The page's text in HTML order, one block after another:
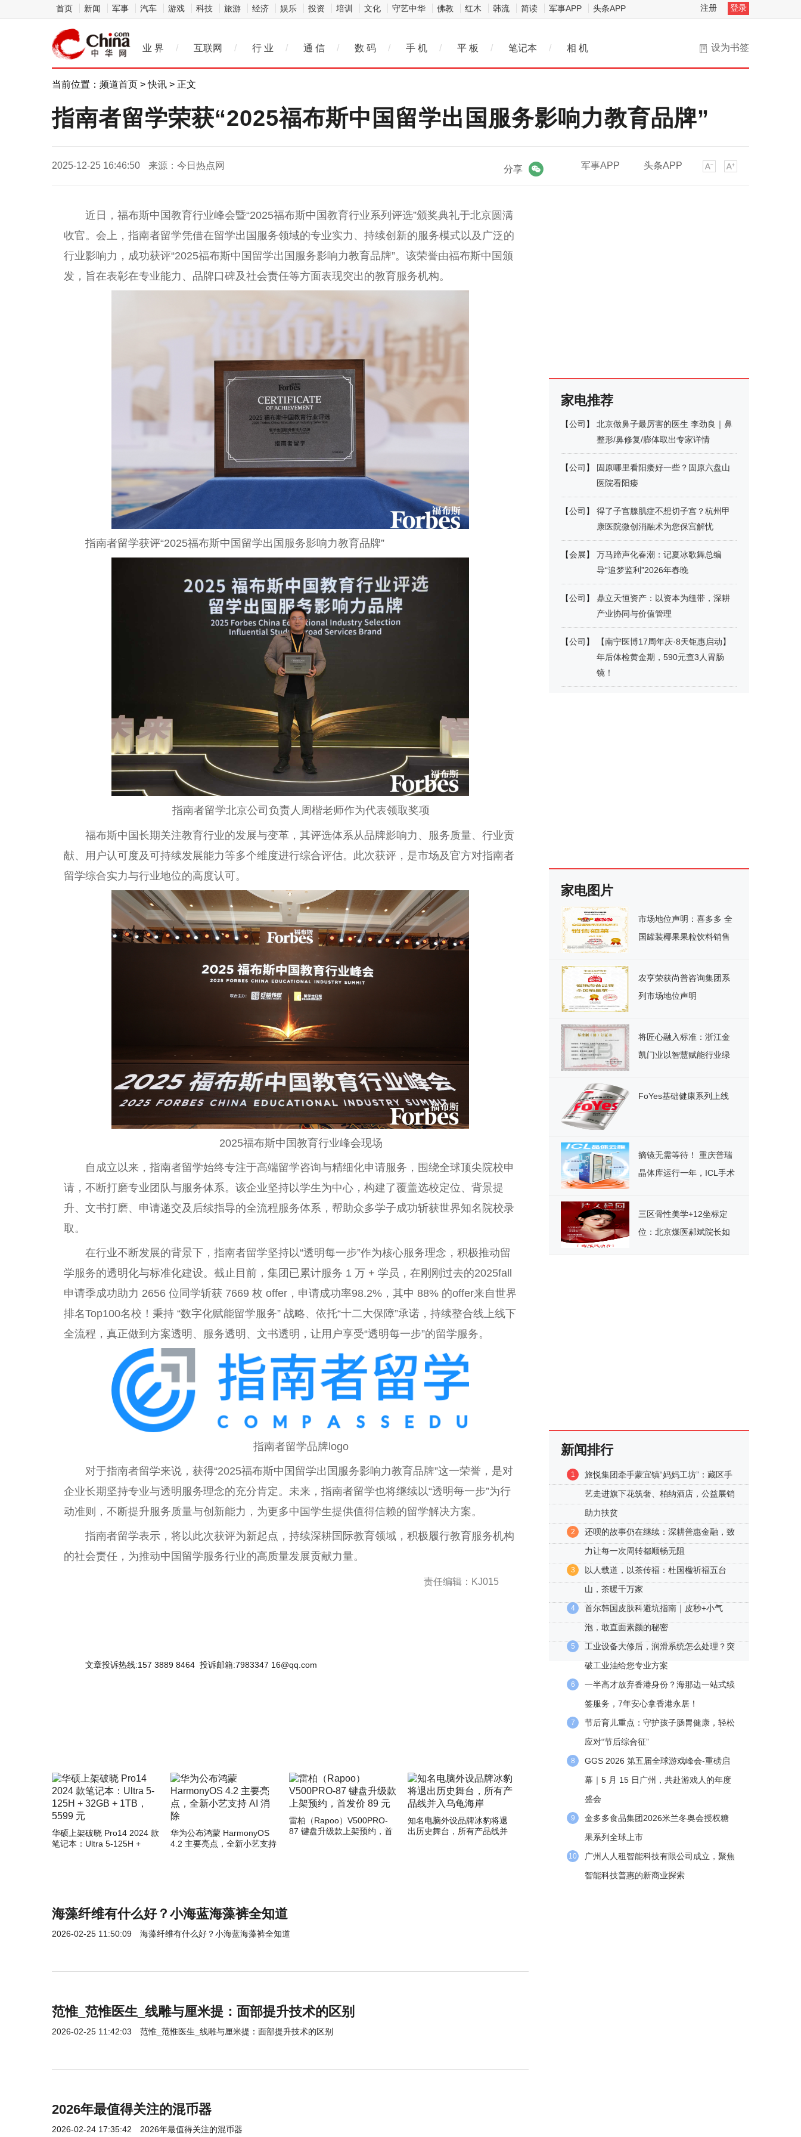
首页 新闻 军事 汽车 游戏 科技 旅游 经济 娱乐 投资 培训 文化 守艺中华 佛教 红木 韩流 简读 军事APP 头条APP 注册 登录
设为书签
业 界 / 互联网 / 行 业 / 通 信 / 数 码 / 手 机 / 平 板 / 笔记本 / 相 机
当前位置： 频道首页 >快讯 > 正文
指南者留学荣获“2025福布斯中国留学出国服务影响力教育品牌”
2025-12-25 16:46:50 来源：今日热点网 军事APP 头条APP
分享
近日，福布斯中国教育行业峰会暨“2025福布斯中国教育行业系列评选”颁奖典礼于北京圆满
收官。会上，指南者留学凭借在留学出国服务领域的专业实力、持续创新的服务模式以及广泛的
行业影响力，成功获评“2025福布斯中国留学出国服务影响力教育品牌”。该荣誉由福布斯中国颁
发，旨在表彰在专业能力、品牌口碑及社会责任等方面表现突出的教育服务机构。
指南者留学获评“2025福布斯中国留学出国服务影响力教育品牌”
指南者留学北京公司负责人周楷老师作为代表领取奖项
福布斯中国长期关注教育行业的发展与变革，其评选体系从品牌影响力、服务质量、行业贡
献、用户认可度及可持续发展能力等多个维度进行综合评估。此次获评，是市场及官方对指南者
留学综合实力与行业地位的高度认可。
2025福布斯中国教育行业峰会现场
自成立以来，指南者留学始终专注于高端留学咨询与精细化申请服务，围绕全球顶尖院校申
请，不断打磨专业团队与服务体系。该企业坚持以学生为中心，构建了覆盖选校定位、背景提
升、文书打磨、申请递交及后续指导的全流程服务体系，帮助众多学子成功斩获世界知名院校录
取。
在行业不断发展的背景下，指南者留学坚持以“透明每一步”作为核心服务理念，积极推动留
学服务的透明化与标准化建设。截止目前，集团已累计服务 1 万 + 学员，在刚刚过去的2025fall
申请季成功助力 2656 位同学斩获 7669 枚 offer，申请成功率98.2%，其中 88% 的offer来自世界
排名Top100名校！秉持 “数字化赋能留学服务” 战略、依托“十二大保障”承诺，持续整合线上线下
全流程，真正做到方案透明、服务透明、文书透明，让用户享受“透明每一步”的留学服务。
指南者留学品牌logo
对于指南者留学来说，获得“2025福布斯中国留学出国服务影响力教育品牌”这一荣誉，是对
企业长期坚持专业与透明服务理念的充分肯定。未来，指南者留学也将继续以“透明每一步”为行
动准则，不断提升服务质量与创新能力，为更多中国学生提供值得信赖的留学解决方案。
指南者留学表示，将以此次获评为新起点，持续深耕国际教育领域，积极履行教育服务机构
的社会责任，为推动中国留学服务行业的高质量发展贡献力量。
责任编辑：KJ015
文章投诉热线:157 3889 8464 投诉邮箱:7983347 16@qq.com
华硕上架破晓 Pro14 2024 款
笔记本：Ultra 5-125H +
华为公布鸿蒙 HarmonyOS
4.2 主要亮点，全新小艺支持
雷柏（Rapoo）V500PRO-
87 键盘升级款上架预约，首
知名电脑外设品牌冰豹将退
出历史舞台，所有产品线并
海藻纤维有什么好？小海蓝海藻裤全知道
2026-02-25 11:50:09 海藻纤维有什么好？小海蓝海藻裤全知道
范惟_范惟医生_线雕与厘米提：面部提升技术的区别
2026-02-25 11:42:03 范惟_范惟医生_线雕与厘米提：面部提升技术的区别
2026年最值得关注的混币器
2026-02-24 17:35:42 2026年最值得关注的混币器
家电推荐
【公司 】
北京做鼻子最厉害的医生 李劲良｜鼻
整形/鼻修复/膨体取出专家详情
【公司 】
固原哪里看阳痿好一些？固原六盘山
医院看阳痿
【公司 】
得了子宫腺肌症不想切子宫？杭州甲
康医院微创消融术为您保宫解忧
【会展】
万马蹄声化春潮：记夏冰歌舞总编
导“追梦监利”2026年春晚
【公司 】
鼎立天恒资产：以资本为纽带，深耕
产业协同与价值管理
【公司 】
【南宁医博17周年庆·8天钜惠启动】
年后体检黄金期，590元查3人胃肠
镜！
家电图片
市场地位声明：喜多多 全
国罐装椰果果粒饮料销售
农亨荣获尚普咨询集团系
列市场地位声明
将匠心融入标准：浙江金
凯门业以智慧赋能行业绿
FoYes基础健康系列上线
摘镜无需等待！ 重庆普瑞
晶体库运行一年，ICL手术
三区骨性美学+12坐标定
位：北京煤医郝斌院长如
新闻排行
1
旅悦集团牵手蒙宜镇“妈妈工坊”：藏区手
艺走进旗下花筑奢、柏纳酒店，公益展销
助力扶贫
2
还呗的故事仍在继续：深耕普惠金融，致
力让每一次周转都顺畅无阻
3
以人载道，以茶传福：杜国楹祈福五台
山，茶暖千万家
4
首尔韩国皮肤科避坑指南｜皮秒+小气
泡，敢直面素颜的秘密
5
工业设备大修后，润滑系统怎么处理？突
破工业油给您专业方案
6
一半高才放弃香港身份？海那边一站式续
签服务，7年安心拿香港永居！
7
节后育儿重点：守护孩子肠胃健康，轻松
应对“节后综合征”
8
GGS 2026 第五届全球游戏峰会-重磅启
幕｜5 月 15 日广州，共赴游戏人的年度
盛会
9
金多多食品集团2026米兰冬奥会授权糖
果系列全球上市
10
广州人人租智能科技有限公司成立，聚焦
智能科技普惠的新商业探索